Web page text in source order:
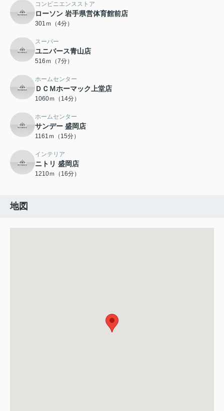
コンビニエンスストア
ローソン 岩手県営体育館前店
301ｍ（4分）
スーパー
ユニバース青山店
516ｍ（7分）
ホームセンター
ＤＣＭホーマック上堂店
1060ｍ（14分）
ホームセンター
サンデー 盛岡店
1161ｍ（15分）
インテリア
ニトリ 盛岡店
1210ｍ（16分）
地図